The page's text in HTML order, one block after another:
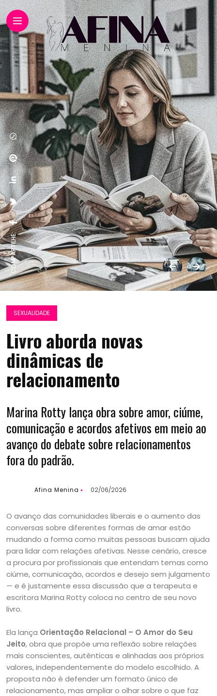
COMPARTILHE:
SEXUALIDADE
Livro aborda novas
dinâmicas de
relacionamento
Marina Rotty lança obra sobre amor, ciúme,
comunicação e acordos afetivos em meio ao
avanço do debate sobre relacionamentos
fora do padrão.
Afina Menina 02/06/2026
O avanço das comunidades liberais e o aumento das
conversas sobre diferentes formas de amar estão
mudando a forma como muitas pessoas buscam ajuda
para lidar com relações afetivas. Nesse cenário, cresce
a procura por profissionais que entendam temas como
ciúme, comunicação, acordos e desejo sem julgamento
— e é justamente essa discussão que a terapeuta e
escritora Marina Rotty coloca no centro de seu novo
livro.
Ela lança Orientação Relacional – O Amor do Seu
Jeito, obra que propõe uma reflexão sobre relações
mais conscientes, autênticas e alinhadas aos próprios
valores, independentemente do modelo escolhido. A
proposta não é defender um formato único de
relacionamento, mas ampliar o olhar sobre o que faz